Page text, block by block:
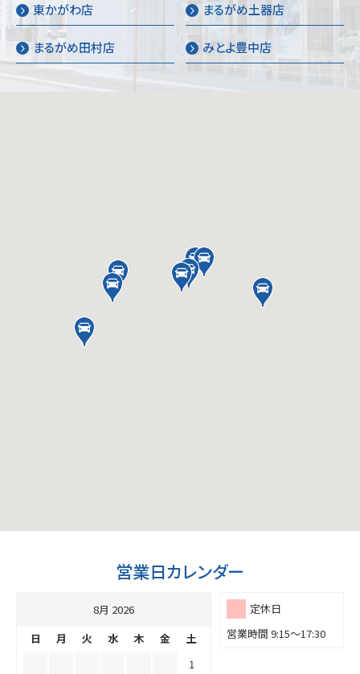
東かがわ店 まるがめ土器店
まるがめ田村店 みとよ豊中店
営業日カレンダー
定休日
営業時間 9:15～17:30
8月 2026
日
月 火 水 木 金
土
1